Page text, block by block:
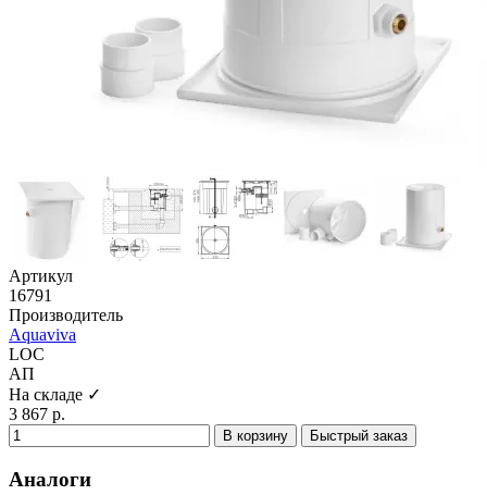
Артикул
16791
Производитель
Aquaviva
LOC
АП
На складе ✓
3 867 р.
В корзину Быстрый заказ
Аналоги